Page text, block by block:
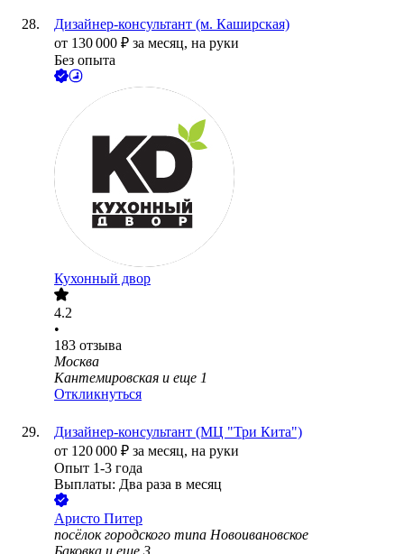
Дизайнер-консультант (м. Каширская)
от 130 000 ₽ за месяц, на руки
Без опыта
Кухонный двор
4.2
•
183 отзыва
Москва
Кантемировская и еще 1
Откликнуться
Дизайнер-консультант (МЦ "Три Кита")
от 120 000 ₽ за месяц, на руки
Опыт 1-3 года
Выплаты: Два раза в месяц
Аристо Питер
посёлок городского типа Новоивановское